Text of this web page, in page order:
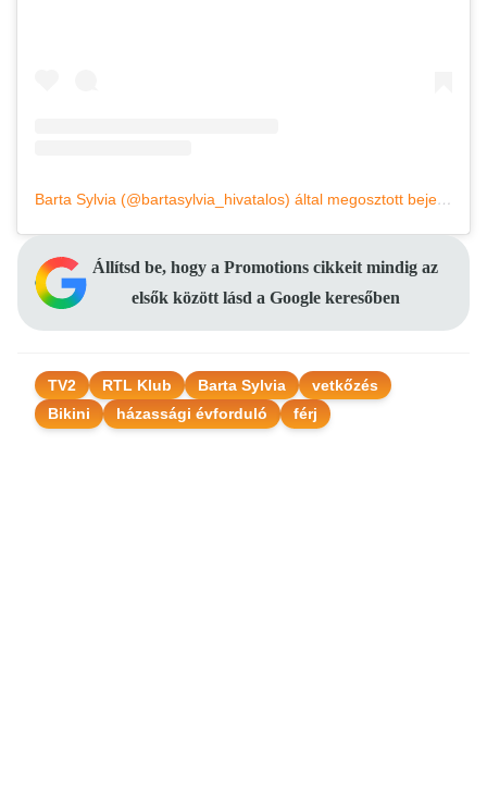
Barta Sylvia (@bartasylvia_hivatalos) által megosztott bejegyzés
Állítsd be, hogy a Promotions cikkeit mindig az
elsők között lásd a Google keresőben
TV2 RTL Klub Barta Sylvia
vetkőzés
Bikini
házassági évforduló férj